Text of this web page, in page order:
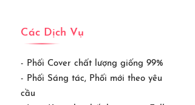
Các Dịch Vụ
- Phối Cover chất lượng giống 99%
- Phối Sáng tác, Phối mới theo yêu
cầu